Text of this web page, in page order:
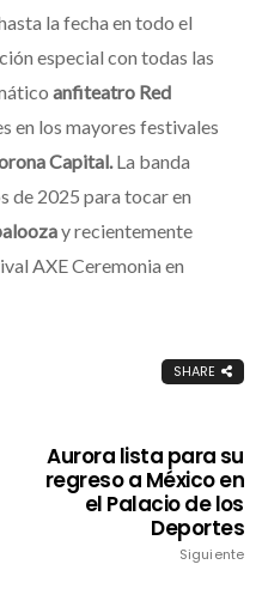
la fecha en todo el
especial con todas las
anfiteatro Red
en los mayores festivales
Capital.La banda
de 2025 para tocar en
y recientemente
AXE Ceremonia en
SHARE
Aurora lista para su
regreso a México en
el Palacio de los
Deportes
Siguiente